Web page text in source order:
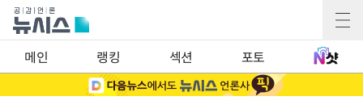
메인 랭킹 섹션 포토